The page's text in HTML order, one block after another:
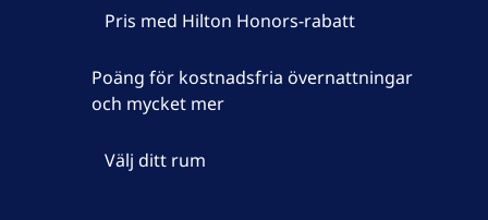
Pris med Hilton Honors-rabatt
Poäng för kostnadsfria övernattningar
och mycket mer
Välj ditt rum